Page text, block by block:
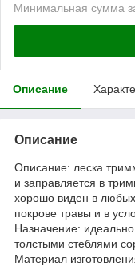
Минимальная сумма
Описание
Описание
Описание: леска
и заправляется в
хорошо виден в
покрове травы и в
Назначение:
толстыми стеблями
Материал